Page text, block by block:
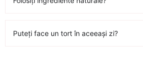
Puteți face un tort în aceeași zi?